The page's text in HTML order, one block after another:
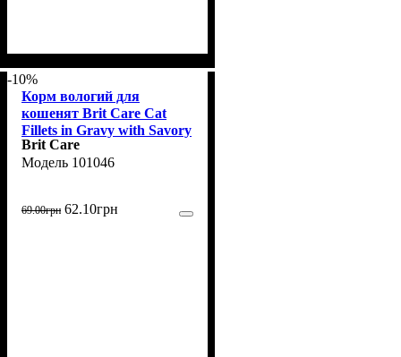
-10%
Корм вологий для
кошенят Brit Care Cat
Fillets in Gravy with Savory
Salmon, філе в соусі з
лососем, 85 г
Brit Care
101046
69.00грн 62.10грн